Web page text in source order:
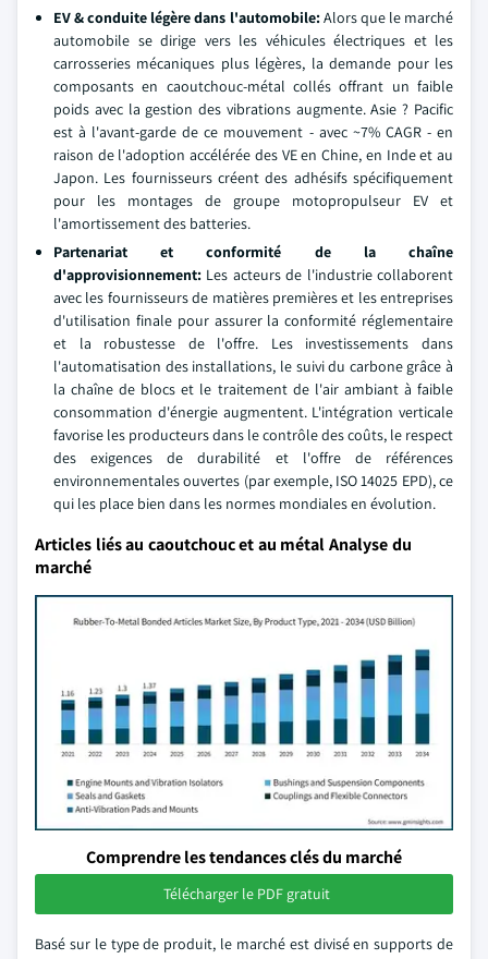
EV & conduite légère dans l'automobile:Alors que le marché
automobile se dirige vers les véhicules électriques et les
carrosseries mécaniques plus légères, la demande pour les
composants en caoutchouc-métal collés offrant un faible
poids avec la gestion des vibrations augmente. Asie ? Pacific
est à l'avant-garde de ce mouvement - avec ~7% CAGR - en
raison de l'adoption accélérée des VE en Chine, en Inde et au
Japon. Les fournisseurs créent des adhésifs spécifiquement
pour les montages de groupe motopropulseur EV et
l'amortissement des batteries.
Partenariat et conformité de la chaîne
d'approvisionnement: Les acteurs de l'industrie collaborent
avec les fournisseurs de matières premières et les entreprises
d'utilisation finale pour assurer la conformité réglementaire
et la robustesse de l'offre. Les investissements dans
l'automatisation des installations, le suivi du carbone grâce à
la chaîne de blocs et le traitement de l'air ambiant à faible
consommation d'énergie augmentent. L'intégration verticale
favorise les producteurs dans le contrôle des coûts, le respect
des exigences de durabilité et l'offre de références
environnementales ouvertes (par exemple, ISO 14025 EPD), ce
qui les place bien dans les normes mondiales en évolution.
Articles liés au caoutchouc et au métal Analyse du
marché
Comprendre les tendances clés du marché
Télécharger le PDF gratuit
Basé sur le type de produit, le marché est divisé en supports de